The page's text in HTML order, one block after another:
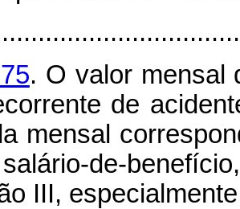
. O valor mensal
de
mensal
de-
III,